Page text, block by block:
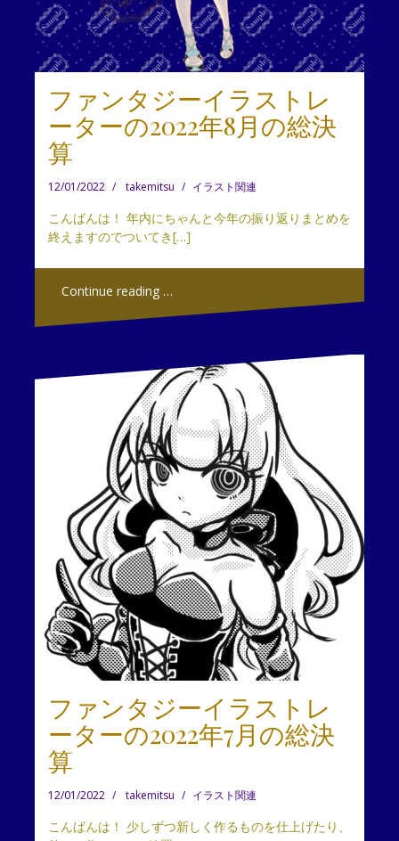
ファンタジーイラストレ
ーターの2022年8月の総決
算
12/01/2022 takemitsu イラスト関連
こんばんは！ 年内にちゃんと今年の振り返りまとめを
終えますのでついてき[…]
Continue reading …
ファンタジーイラストレ
ーターの2022年7月の総決
算
12/01/2022 takemitsu イラスト関連
こんばんは！ 少しずつ新しく作るものを仕上げたり、